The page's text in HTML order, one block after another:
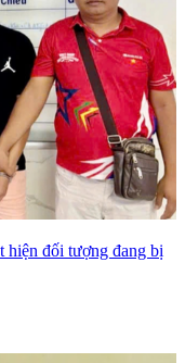
hiện đối tượng đang bị